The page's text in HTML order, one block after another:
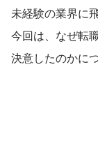
未経験の業界に
今回は、なぜ転
決意したのかに